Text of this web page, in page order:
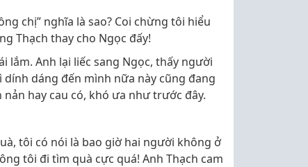
chị” nghĩa là sao? Coi chừng tôi hiểu
Thạch thay cho Ngọc đấy!
lắm. Anh lại liếc sang Ngọc, thấy người
dáng đến mình nữa này cũng đang
hay cau có, khó ưa như trước đây.
tôi có nói là bao giờ hai người không ở
tôi đi tìm quà cực quá! Anh Thạch cam